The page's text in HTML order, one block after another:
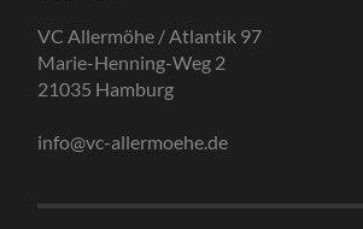
VC Allermöhe / Atlantik 97
Marie-Henning-Weg 2
21035 Hamburg
info@vc-allermoehe.de